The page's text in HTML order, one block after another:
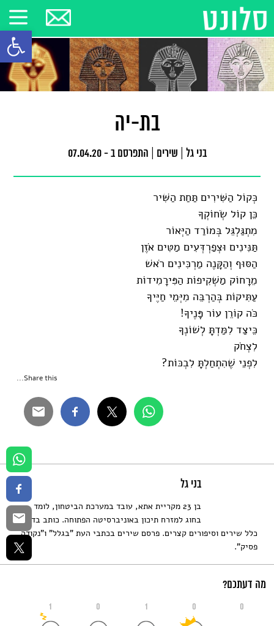
פתח
בת-יה
בני גל שירים התפרסם ב - 07.04.20
כְּקוֹל הַשִּׁירִים תַּחַת הַשִּׁיר
כֵּן קוֹל שְׂחוֹקְךָ
מִתְגַּלְגֵּל בְּמוֹרַד הַיְּאוֹר
תַּנִּינִים וּצְפַרְדְּעִים מַטִּים אֹזֶן
הַסּוּף וְהַקָּנֶה מַרְכִּינִים רֹאשׁ
מֵרָחוֹק מַשְׁקִיפוֹת הַפִּירָמִידוֹת
עַתִּיקוֹת בְּהַרְבֵּה מִיְּמֵי חַיֶּיךָ
כֹּה קוֹרֵן עוֹר פָּנֶיךָ!
כֵּיצַד לִמַּדְתָּ לְשׁוֹנְךָ
לִצְחֹק
לִפְנֵי שֶׁהִתְחַלְתָּ לִבְכּוֹת?
Share this...
בני גל
בן 23 מקריית אתא, עובד במערכת הביטחון, לומד
בחוג למזרח תיכון באוניברסיטה הפתוחה. כותב בדרך
כלל שירים וסיפורים קצרים. פרסם שירים בכתבי העת "בגלל" ו"נקודה
פסיק".
מה דעתכם?
1 0 1 0 0